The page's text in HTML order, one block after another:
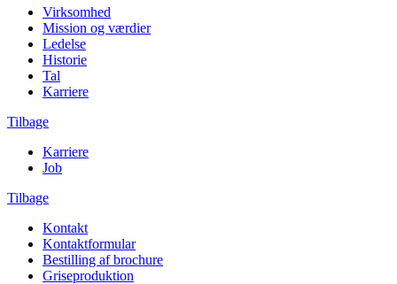
Virksomhed
Mission og værdier
Ledelse
Historie
Tal
Karriere
Tilbage
Karriere
Job
Tilbage
Kontakt
Kontaktformular
Bestilling af brochure
Griseproduktion